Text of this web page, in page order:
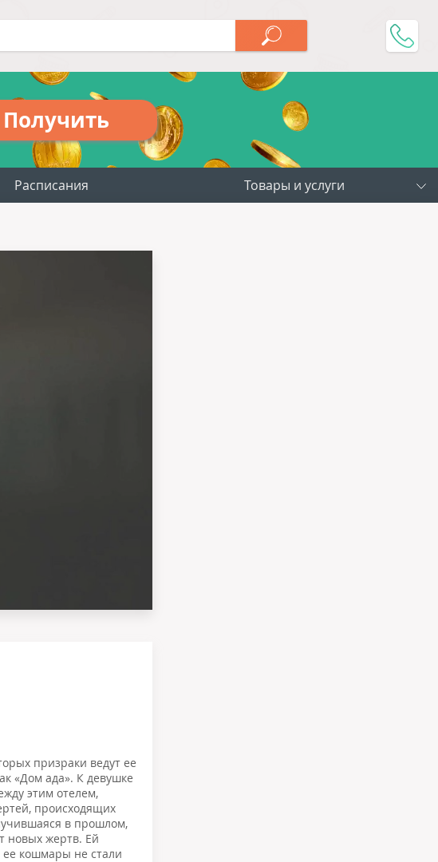
Получить
Расписания Товары и услуги
призраки ведут ее
«Дом ада». К девушке
этим отелем,
происходящих
в прошлом,
новых жертв. Ей
ее кошмары не стали